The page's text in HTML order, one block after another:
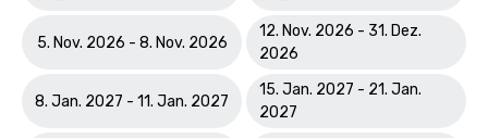
5. Nov. 2026 - 8. Nov. 2026
12. Nov. 2026 - 31. Dez.
2026
8. Jan. 2027 - 11. Jan. 2027
15. Jan. 2027 - 21. Jan.
2027